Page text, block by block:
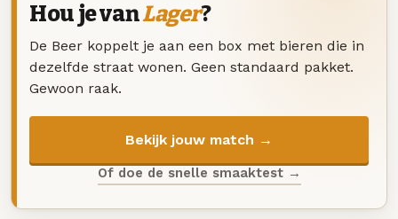
Hou je vanLager?
De Beer koppelt je aan een box met bieren die in
dezelfde straat wonen. Geen standaard pakket.
Gewoon raak.
Bekijk jouw match →
Of doe de snelle smaaktest →